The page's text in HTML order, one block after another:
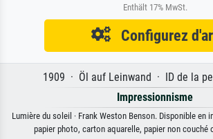
Enthält 17% MwSt.
Configurez
1909 · Öl auf Leinwand · ID de la
Impressionnisme
Lumière du soleil · Frank Weston Benson. Disponible en
papier photo, carton aquarelle, papier non couché